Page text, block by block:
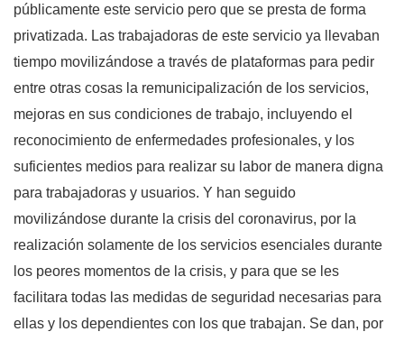
públicamente este servicio pero que se presta de forma
privatizada. Las trabajadoras de este servicio ya llevaban
tiempo movilizándose a través de plataformas para pedir
entre otras cosas la remunicipalización de los servicios,
mejoras en sus condiciones de trabajo, incluyendo el
reconocimiento de enfermedades profesionales, y los
suficientes medios para realizar su labor de manera digna
para trabajadoras y usuarios. Y han seguido
movilizándose durante la crisis del coronavirus, por la
realización solamente de los servicios esenciales durante
los peores momentos de la crisis, y para que se les
facilitara todas las medidas de seguridad necesarias para
ellas y los dependientes con los que trabajan. Se dan, por